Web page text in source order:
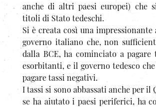
anche di altri paesi europei) che
titoli di Stato tedeschi.
Si è creata così una
governo italiano che, non
dalla BCE, ha cominciato a pagare
esorbitanti, e il governo tedesco
pagare tassi negativi.
I tassi si sono abbassati anche per il
se ha aiutato i paesi periferici, ha